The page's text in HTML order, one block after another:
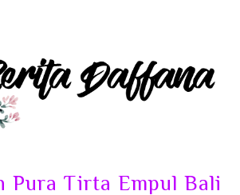
Pura Tirta Empul Bali